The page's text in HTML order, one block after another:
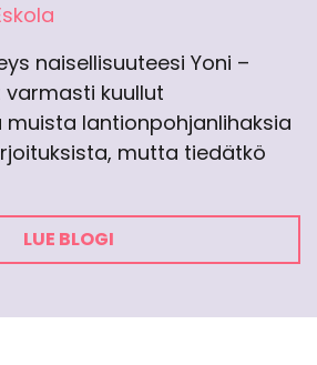
naisellisuuteesi Yoni –
varmasti kuullut
muista lantionpohjanlihaksia
mutta tiedätkö
LUE BLOGI